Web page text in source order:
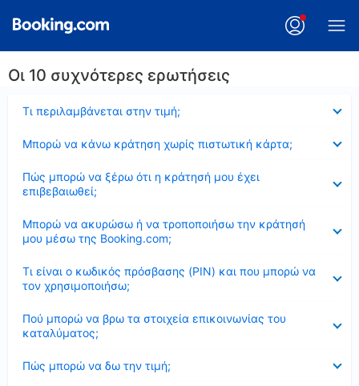
Οι 10 συχνότερες ερωτήσεις
Τι περιλαμβάνεται στην τιμή;
Μπορώ να κάνω κράτηση χωρίς πιστωτική κάρτα;
Πώς μπορώ να ξέρω ότι η κράτησή μου έχει
επιβεβαιωθεί;
Μπορώ να ακυρώσω ή να τροποποιήσω την κράτησή
μου μέσω της Booking.com;
Τι είναι ο κωδικός πρόσβασης (PIN) και που μπορώ να
τον χρησιμοποιήσω;
Πού μπορώ να βρω τα στοιχεία επικοινωνίας του
καταλύματος;
Πώς μπορώ να δω την τιμή;